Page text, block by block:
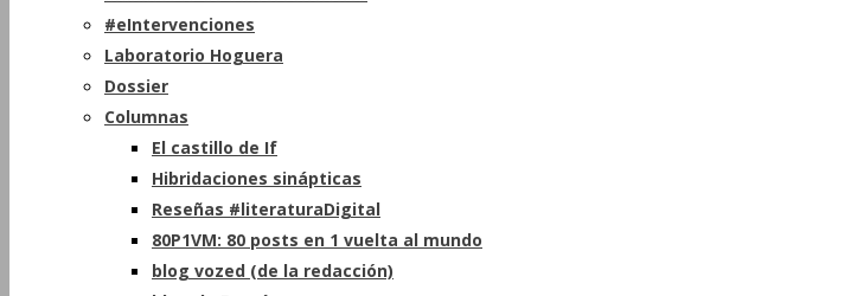
#eIntervenciones
Laboratorio Hoguera
Dossier
Columnas
El castillo de If
Hibridaciones sinápticas
Reseñas #literaturaDigital
80P1VM: 80 posts en 1 vuelta al mundo
blog vozed (de la redacción)